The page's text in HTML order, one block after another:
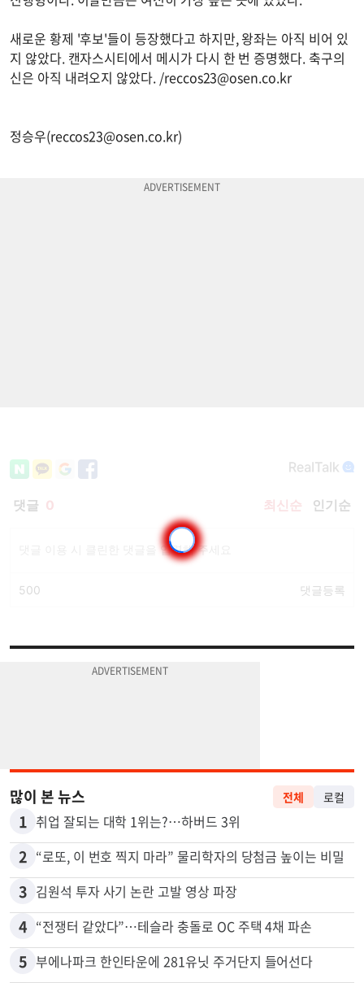
새로운 황제 '후보'들이 등장했다고 하지만, 왕좌는 아직 비어 있
지 않았다. 캔자스시티에서 메시가 다시 한 번 증명했다. 축구의
신은 아직 내려오지 않았다. /reccos23@osen.co.kr
정승우(reccos23@osen.co.kr)
1 취업 잘되는 대학 1위는?…하버드 3위
2 “로또, 이 번호 찍지 마라” 물리학자의 당첨금 높이는 비밀
3 김원석 투자 사기 논란 고발 영상 파장
4 “전쟁터 같았다”…테슬라 충돌로 OC 주택 4채 파손